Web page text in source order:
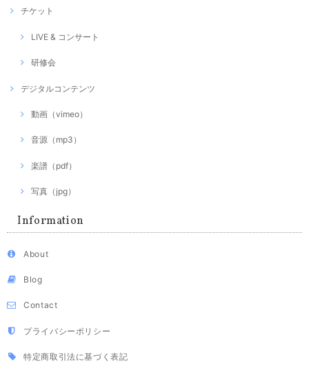
チケット
LIVE & コンサート
研修会
デジタルコンテンツ
動画（vimeo）
音源（mp3）
楽譜（pdf）
写真（jpg）
Information
About
Blog
Contact
プライバシーポリシー
特定商取引法に基づく表記